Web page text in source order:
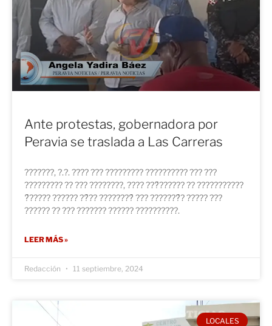
Ante protestas, gobernadora por
Peravia se traslada a Las Carreras
???????, ?.?. ???? ??? ????????? ?????????? ??? ???
????????? ?? ??? ????????, ???? ???́?????? ?? ???????????
?́????? ?????? ??́?? ????????́ ??? ???????́? ????? ???
?????? ?? ??? ??????? ?????? ??????????.
LEER MÁS »
Redacción 11 septiembre, 2024
LOCALES